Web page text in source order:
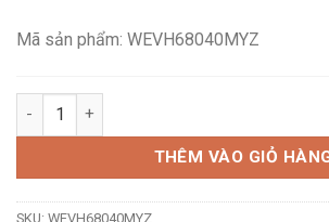
Mã sản phẩm: WEVH68040MYZ
Mặt 4 thiết bị Panasonic Halumie
THÊM VÀO GIỎ
SKU: WEVH68040MYZ